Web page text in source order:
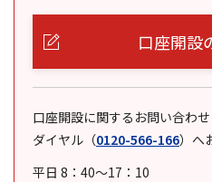
口座開設
口座開設に関するお問い合わ
ダイヤル （0120-566-166） へ
平日 8：40～17：10